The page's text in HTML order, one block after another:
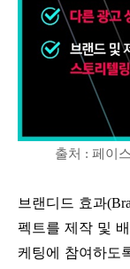
출처 : 페이
브랜디드 효과
펙트를 제작 및
케팅에 참여하도